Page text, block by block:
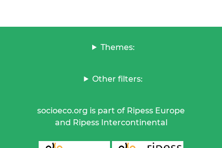
Themes:
Other filters:
socioeco.org is part of Ripess Europe
and Ripess Intercontinental